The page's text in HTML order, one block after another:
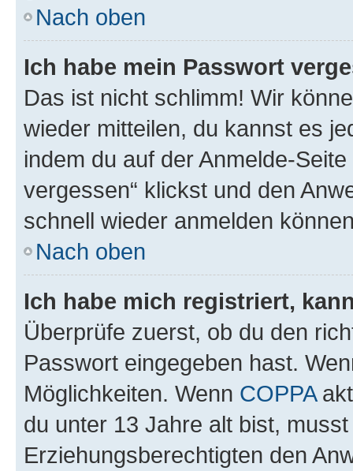
Nach oben
Ich habe mein Passwort
Das ist nicht schlimm! Wir
wieder mitteilen, du kannst es
indem du auf der Anmelde-
vergessen“ klickst und den
schnell wieder anmelden
Nach oben
Ich habe mich registriert,
Überprüfe zuerst, ob du den
Passwort eingegeben hast.
Möglichkeiten. Wenn COPPA
du unter 13 Jahre alt bist,
Erziehungsberechtigten den